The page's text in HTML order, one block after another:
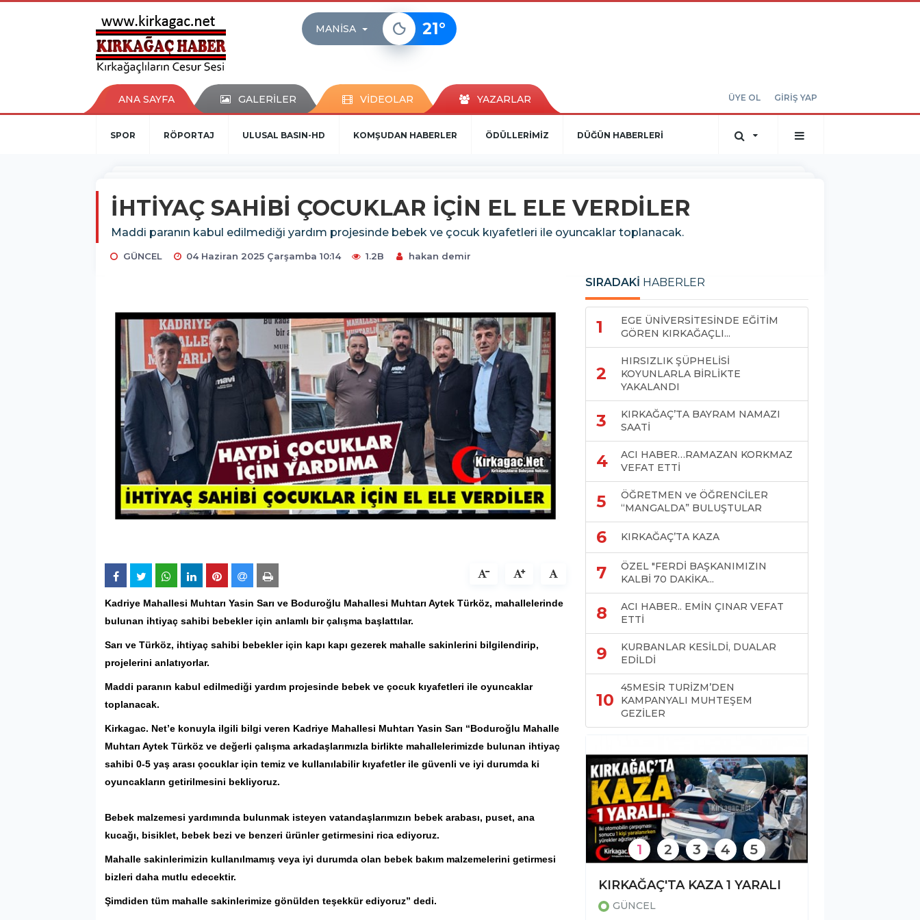
MANISA 21°
ANA SAYFA GALERİLER VİDEOLAR YAZARLAR ÜYE OL GİRİŞ YAP
SPOR RÖPORTAJ ULUSAL BASIN-HD KOMŞUDAN HABERLER ÖDÜLLERİMİZ DÜĞÜN HABERLERİ
İHTİYAÇ SAHİBİ ÇOCUKLAR İÇİN EL ELE VERDİLER
Maddi paranın kabul edilmediği yardım projesinde bebek ve çocuk kıyafetleri ile oyuncaklar toplanacak.
GÜNCEL 04 Haziran 2025 Çarşamba 10:14 1.2B hakan demir
Kadriye Mahallesi Muhtarı Yasin Sarı ve Boduroğlu Mahallesi Muhtarı Aytek Türköz, mahallelerinde
bulunan ihtiyaç sahibi bebekler için anlamlı bir çalışma başlattılar.
Sarı ve Türköz, ihtiyaç sahibi bebekler için kapı kapı gezerek mahalle sakinlerini bilgilendirip,
projelerini anlatıyorlar.
Maddi paranın kabul edilmediği yardım projesinde bebek ve çocuk kıyafetleri ile oyuncaklar
toplanacak.
Kirkagac. Net’e konuyla ilgili bilgi veren Kadriye Mahallesi Muhtarı Yasin Sarı “Boduroğlu Mahalle
Muhtarı Aytek Türköz ve değerli çalışma arkadaşlarımızla birlikte mahallelerimizde bulunan ihtiyaç
sahibi 0-5 yaş arası çocuklar için temiz ve kullanılabilir kıyafetler ile güvenli ve iyi durumda ki
oyuncakların getirilmesini bekliyoruz.
Bebek malzemesi yardımında bulunmak isteyen vatandaşlarımızın bebek arabası, puset, ana
kucağı, bisiklet, bebek bezi ve benzeri ürünler getirmesini rica ediyoruz.
Mahalle sakinlerimizin kullanılmamış veya iyi durumda olan bebek bakım malzemelerini getirmesi
bizleri daha mutlu edecektir.
Şimdiden tüm mahalle sakinlerimize gönülden teşekkür ediyoruz” dedi.
SIRADAKİ HABERLER
1
EGE ÜNİVERSİTESİNDE EĞİTİM
GÖREN KIRKAĞAÇLI...
2
HIRSIZLIK ŞÜPHELİSİ
KOYUNLARLA BİRLİKTE
YAKALANDI
3
KIRKAĞAÇ’TA BAYRAM NAMAZI
SAATİ
4
ACI HABER…RAMAZAN KORKMAZ
VEFAT ETTİ
5
ÖĞRETMEN ve ÖĞRENCİLER
“MANGALDA” BULUŞTULAR
6 KIRKAĞAÇ’TA KAZA
7
ÖZEL "FERDİ BAŞKANIMIZIN
KALBİ 70 DAKİKA...
8
ACI HABER.. EMİN ÇINAR VEFAT
ETTİ
9
KURBANLAR KESİLDİ, DUALAR
EDİLDİ
10
45MESİR TURİZM’DEN
KAMPANYALI MUHTEŞEM
GEZİLER
GÜNCEL
KIRKAĞAÇ'TA KAZA 1 YARALI
GÜNCEL
1 2 3 4 5